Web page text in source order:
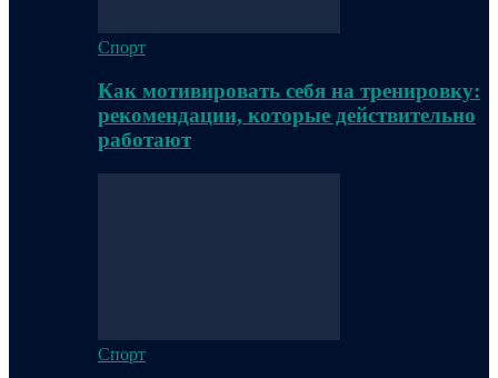
Спорт
Как мотивировать себя на тренировку:
рекомендации, которые действительно
работают
Спорт